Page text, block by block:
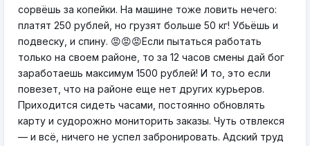
сорвёшь за копейки. На машине тоже ловить нечего:
платят 250 рублей, но грузят больше 50 кг! Убьёшь и
подвеску, и спину. 😡😡😡Если пытаться работать
только на своем районе, то за 12 часов смены дай бог
заработаешь максимум 1500 рублей! И то, это если
повезет, что на районе еще нет других курьеров.
Приходится сидеть часами, постоянно обновлять
карту и судорожно мониторить заказы. Чуть отвлекся
— и всё, ничего не успел забронировать. Адский труд